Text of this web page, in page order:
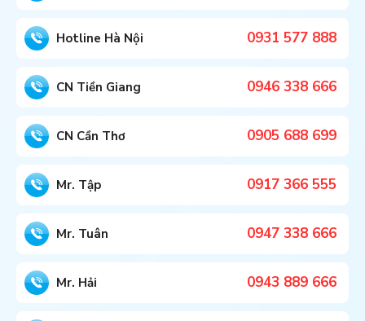
Hotline Hà Nội 0931 577 888
CN Tiền Giang 0946 338 666
CN Cần Thơ 0905 688 699
Mr. Tập 0917 366 555
Mr. Tuân 0947 338 666
Mr. Hải 0943 889 666